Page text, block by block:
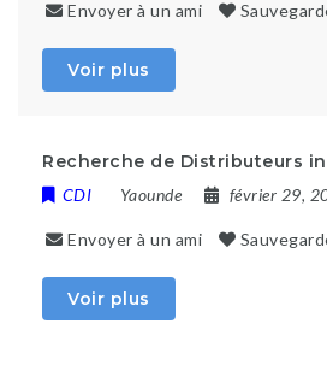
Envoyer à un ami
Voir plus
Recherche de Distributeurs
CDI Yaounde février 29,
Envoyer à un ami
Voir plus